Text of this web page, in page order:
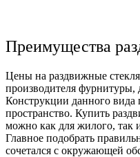
Преимущества
Цены на раздвижные
производителя фурнитуры,
Конструкции данного вида
пространство. Купить
можно как для жилого, так
Главное подобрать
сочетался с окружающей